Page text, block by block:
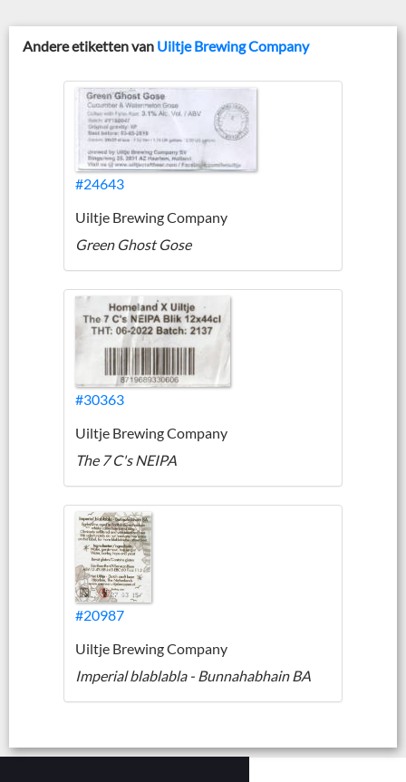
Andere etiketten van Uiltje Brewing Company
#24643
Uiltje Brewing Company
Green Ghost Gose
#30363
Uiltje Brewing Company
The 7 C's NEIPA
#20987
Uiltje Brewing Company
Imperial blablabla - Bunnahabhain BA